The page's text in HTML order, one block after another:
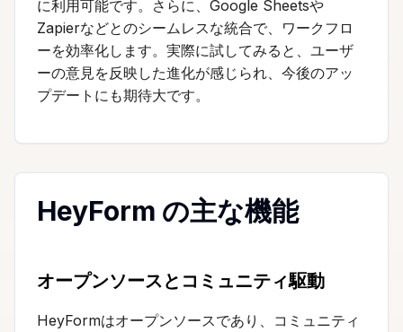
に利用可能です。さらに、Google Sheetsや
Zapierなどとのシームレスな統合で、ワークフロ
ーを効率化します。実際に試してみると、ユーザ
ーの意見を反映した進化が感じられ、今後のアッ
プデートにも期待大です。
HeyForm の主な機能
オープンソースとコミュニティ駆動
HeyFormはオープンソースであり、コミュニティ